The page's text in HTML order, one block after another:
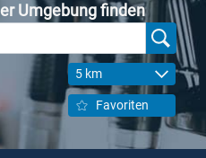
Umgebung finden
5 km
Favoriten